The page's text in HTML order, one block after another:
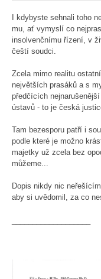
I kdybyste sehnali toho
mu, ať vymyslí co
insolvenčnímu řízení, v
čeští soudci.
Zcela mimo realitu
největších prasáků a s
předčících
ústavů - to je česká
Tam bezesporu patří i
podle které je možno
majetky už zcela bez
můžeme...
Dopis nikdy nic
aby si uvědomil, za co